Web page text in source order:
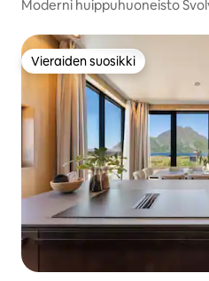
Moderni huippuhuoneisto
Vieraiden suosikki
Vieraiden suosikki